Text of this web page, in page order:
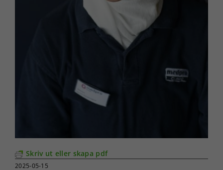
Skriv ut eller skapa pdf
2025-05-15